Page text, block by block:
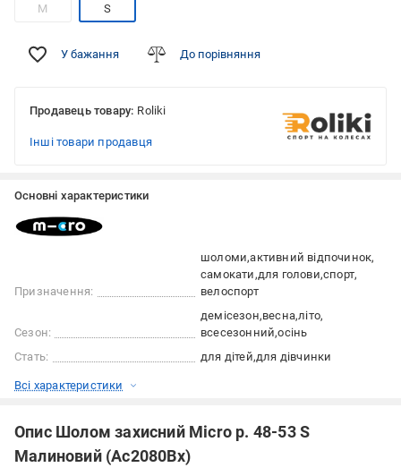
M S
У бажання До порівняння
Продавець товару: Roliki
Інші товари продавця
Основні характеристики
Призначення:
шоломи активний відпочинок
самокати для голови спорт
велоспорт
Сезон:
демісезон весна літо
всесезонний осінь
Стать:
для дітей для дівчинки
Всі характеристики
Опис Шолом захисний Micro р. 48-53 S
Малиновий (Ac2080Bx)